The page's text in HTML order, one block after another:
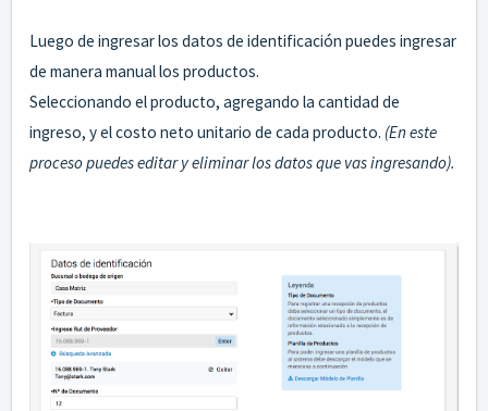
Luego de ingresar los datos de identificación puedes ingresar
de manera manual los productos.
Seleccionando el producto, agregando la cantidad de
ingreso, y el costo neto unitario de cada producto. (En este
proceso puedes editar y eliminar los datos que vas ingresando).